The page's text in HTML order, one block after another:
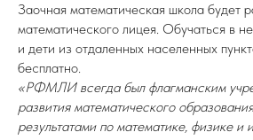
Заочная математическая школа будет
математического лицея. Обучаться в
и дети из отдаленных населенных
бесплатно.
«РФМЛИ всегда был флагманским
развития математического
результатами по математике, физике